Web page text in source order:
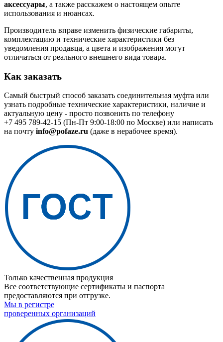
аксессуары, а также расскажем о настоящем опыте
использования и нюансах.
Производитель вправе изменить физические габариты,
комплектацию и технические характеристики без
уведомления продавца, а цвета и изображения могут
отличаться от реального внешнего вида товара.
Как заказать
Самый быстрый способ заказать соединительная муфта или
узнать подробные технические характеристики, наличие и
актуальную цену - просто позвонить по телефону
+7 495 789-42-15 (Пн-Пт 9:00-18:00 по Москве) или написать
на почту info@pofaze.ru (даже в нерабочее время).
Только качественная продукция
Все соответствующие сертификаты и паспорта
предоставляются при отгрузке.
Мы в регистре
проверенных организаций